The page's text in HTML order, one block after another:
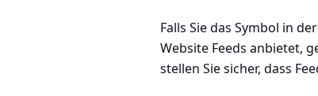
Falls Sie das Symbol in
Website Feeds anbietet,
stellen Sie sicher, dass